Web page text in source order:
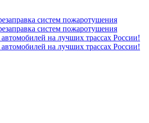
систем пожаротушения
систем пожаротушения
на лучших трассах России!
на лучших трассах России!